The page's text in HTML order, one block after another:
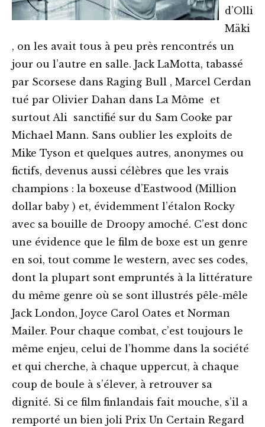
d’Olli
Mäki
, on les avait tous à peu près rencontrés un
jour ou l’autre en salle. Jack LaMotta, tabassé
par Scorsese dans Raging Bull , Marcel Cerdan
tué par Olivier Dahan dans La Môme et
surtout Ali sanctifié sur du Sam Cooke par
Michael Mann. Sans oublier les exploits de
Mike Tyson et quelques autres, anonymes ou
fictifs, devenus aussi célèbres que les vrais
champions : la boxeuse d’Eastwood (Million
dollar baby ) et, évidemment l’étalon Rocky
avec sa bouille de Droopy amoché. C’est donc
une évidence que le film de boxe est un genre
en soi, tout comme le western, avec ses codes,
dont la plupart sont empruntés à la littérature
du même genre où se sont illustrés pêle-mêle
Jack London, Joyce Carol Oates et Norman
Mailer. Pour chaque combat, c’est toujours le
même enjeu, celui de l’homme dans la société
et qui cherche, à chaque uppercut, à chaque
coup de boule à s’élever, à retrouver sa
dignité. Si ce film finlandais fait mouche, s’il a
remporté un bien joli Prix Un Certain Regard